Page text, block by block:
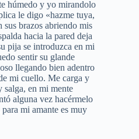
húmedo y yo mirandolo
le digo «hazme tuya,
sus brazos abriendo mis
hacia la pared deja
pija se introduzca en mi
sentir su glande
llegando bien adentro
mi cuello. Me carga y
salga, en mi mente
alguna vez hacérmelo
mi amante es muy